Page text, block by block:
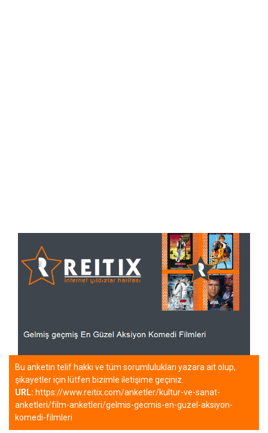
Bu anketin telif hakkı ve tüm sorumlulukları yazara ait olup,
şikayetler için lütfen bizimle iletişime geçiniz.
URL: https://www.reitix.com/anketler/kultur-ve-sanat-
anketleri/film-anketleri/gelmis-gecmis-en-guzel-aksiyon-
komedi-filmleri